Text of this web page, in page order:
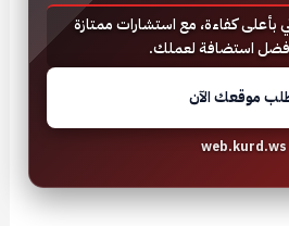
بأعلى كفاءة، مع استشارات ممتازة
أفضل استضافة لعملك.
موقعك الآن
web.kurd.ws